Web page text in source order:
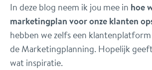
In deze blog neem ik jou mee in hoe
marketingplan voor onze klanten
hebben we zelfs een
de Marketingplanning. Hopelijk
wat inspiratie.